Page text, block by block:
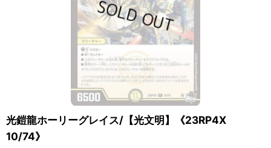
光鎧龍ホーリーグレイス/【光文明】《23RP4X
10/74》